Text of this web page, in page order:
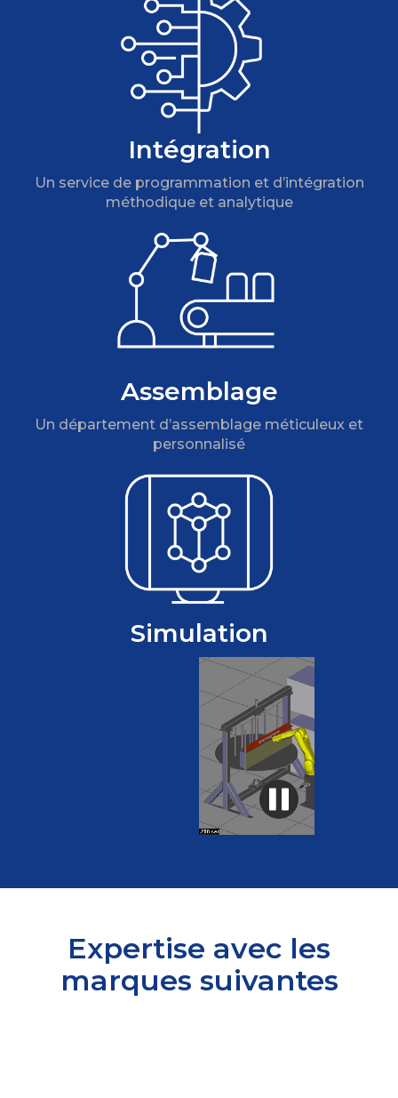
Intégration
Un service de programmation et d’intégration
méthodique et analytique
Assemblage
Un département d’assemblage méticuleux et
personnalisé
Simulation
Expertise avec les
marques suivantes